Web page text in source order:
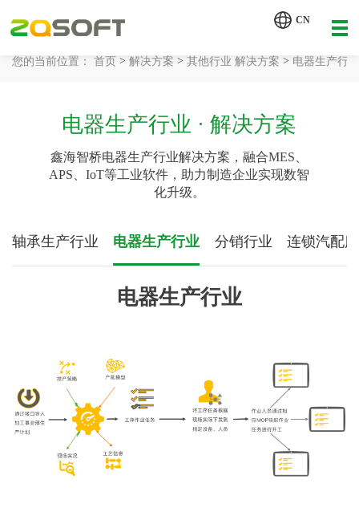
CN
产品服务
客户案例
您的当前位置： 首页 > 解决方案 > 其他行业 解决方案 > 电器生产行业
电器生产行业 · 解决方案
鑫海智桥电器生产行业解决方案，融合MES、
APS、IoT等工业软件，助力制造企业实现数智
化升级。
轴承生产行业 电器生产行业 分销行业 连锁汽配
电器生产行业
【AI 智能体重塑企业运营管理.pdf】